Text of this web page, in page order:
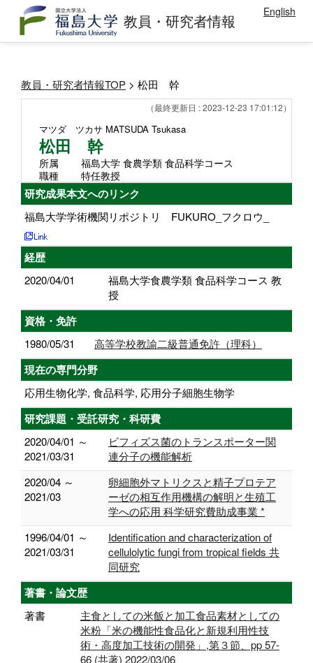
教員・研究者情報 English
教員・研究者情報TOP > 松田 幹
（最終更新日 : 2023-12-23 17:01:12）
マツダ ツカサ MATSUDA Tsukasa
松田 幹
所属
福島大学 食農学類 食品科学コース
職種
特任教授
研究成果本文へのリンク
福島大学学術機関リポジトリ FUKURO_フクロウ_
経歴
2020/04/01
福島大学食農学類 食品科学コース 教
授
資格・免許
1980/05/31 高等学校教諭二級普通免許（理科）
現在の専門分野
応用生物化学, 食品科学, 応用分子細胞生物学
研究課題・受託研究・科研費
2020/04/01 ～
2021/03/31
ビフィズス菌のトランスポーター関
連分子の機能解析
2020/04 ～
2021/03
卵細胞外マトリクスと精子プロテア
ーゼの相互作用機構の解明と生殖工
学への応用 科学研究費助成事業 *
1996/04/01 ～
2021/03/31
Identification and characterization of
cellulolytic fungi from tropical fields 共
同研究
著書・論文歴
著書
主食としての米飯と加工食品素材としての
米粉「米の機能性食品化と新規利用性技
術・高度加工技術の開発」,第３節、pp 57-
66 (共著) 2022/03/06